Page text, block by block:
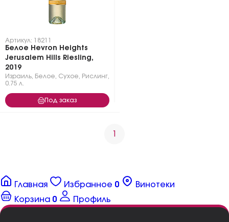
Артикул: 18211
Белое Hevron Heights
Jerusalem Hills Riesling,
2019
Израиль Белое Сухое Рислинг
0.75 л.
Под заказ
1
Главная Избранное 0
Винотеки
Корзина 0 Профиль